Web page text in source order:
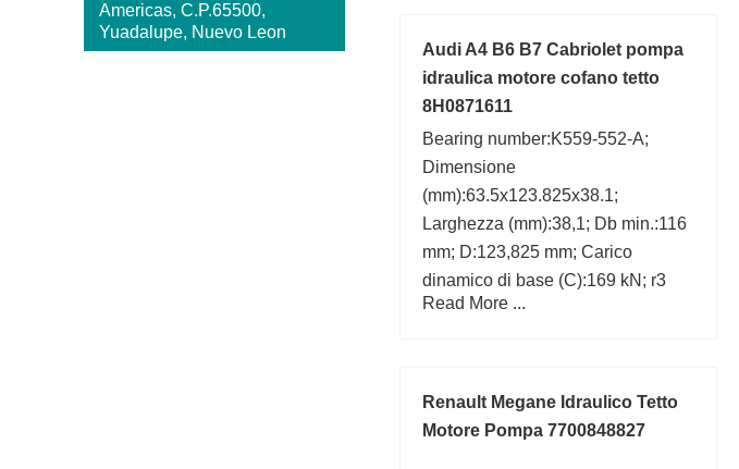
Americas, C.P.65500,
Yuadalupe, Nuevo Leon
Audi A4 B6 B7 Cabriolet pompa
idraulica motore cofano tetto
8H0871611
Bearing number:K559-552-A;
Dimensione
(mm):63.5x123.825x38.1;
Larghezza (mm):38,1; Db min.:116
mm; D:123,825 mm; Carico
dinamico di base (C):169 kN; r3
min.:3,3 mm; d1:92,8 mm; Fattore
Read More ...
Renault Megane Idraulico Tetto
Motore Pompa 7700848827